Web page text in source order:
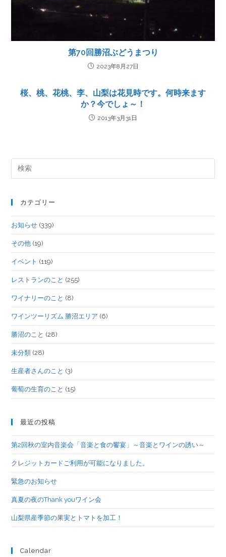
第70回勝沼ぶどうまつり
2023年8月27日
桜、桃、花桃、李、山梨は花見時です。何時来ます
か？今でしょ～！
2013年3月31日
カテゴリー
お知らせ (339)
その他 (19)
イベント (119)
レストランのこと (255)
ワイナリーのこと (8)
ワインツーリズム 勝沼エリア (6)
勝沼のこと (28)
未分類 (28)
生産者さんのこと (3)
葡萄の生育のこと (15)
最近の投稿
第2回秋の室内音楽会「音楽と食の饗宴」～音楽とワインの誘い～
クレジットカードご利用が可能になりました。
緊急のお知らせ
真夏の夜のThank youワイン会
山梨県産季節の果実とトマトを加工！
Calendar